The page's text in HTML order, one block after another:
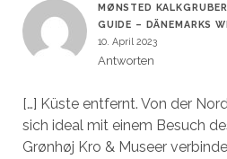
MØNSTED
GUIDE – DÄNEMARKS
10. April 2023
Antworten
[…] Küste entfernt. Von der
sich ideal mit einem Besuch
Grønhøj Kro & Museer